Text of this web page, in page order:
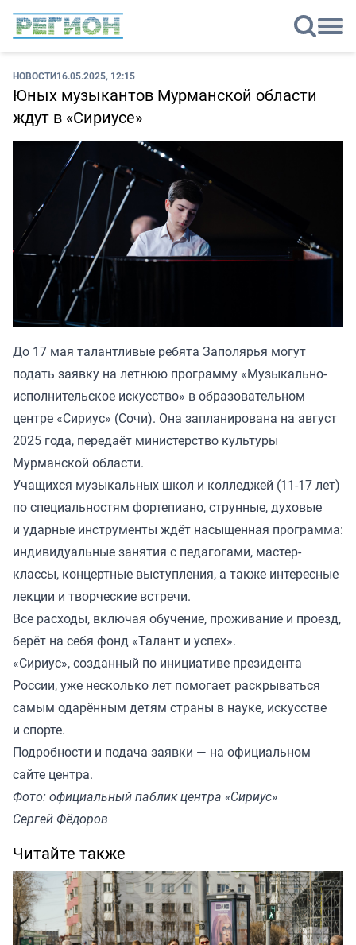
НОВОСТИ16.05.2025, 12:15
Юных музыкантов Мурманской области
ждут в «Сириусе»
До 17 мая талантливые ребята Заполярья могут
подать заявку на летнюю программу «Музыкально-
исполнительское искусство» в образовательном
центре «Сириус» (Сочи). Она запланирована на август
2025 года, передаёт министерство культуры
Мурманской области.
Учащихся музыкальных школ и колледжей (11-17 лет)
по специальностям фортепиано, струнные, духовые
и ударные инструменты ждёт насыщенная программа:
индивидуальные занятия с педагогами, мастер-
классы, концертные выступления, а также интересные
лекции и творческие встречи.
Все расходы, включая обучение, проживание и проезд,
берёт на себя фонд «Талант и успех».
«Сириус», созданный по инициативе президента
России, уже несколько лет помогает раскрываться
самым одарённым детям страны в науке, искусстве
и спорте.
Подробности и подача заявки — на официальном
сайте центра.
Фото: официальный паблик центра «Сириус»
Сергей Фёдоров
Читайте также